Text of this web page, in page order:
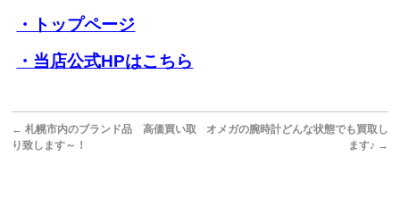
・トップページ
・当店公式HPはこちら
← 札幌市内のブランド品 高価買い取
り致します～！
オメガの腕時計どんな状態でも買取し
ます♪ →